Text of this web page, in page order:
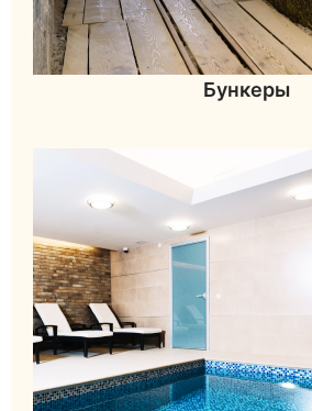
Бункеры